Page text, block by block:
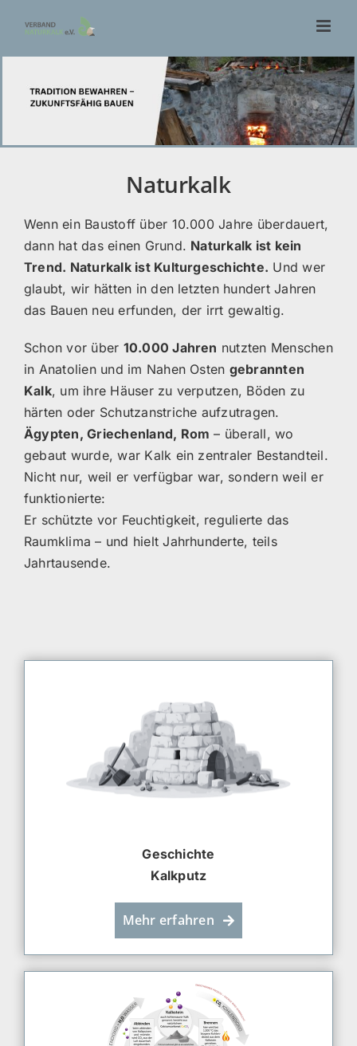
Inhalt
springen
Naturkalk
Wenn ein Baustoff über 10.000 Jahre überdauert,
dann hat das einen Grund. Naturkalk ist kein
Trend. Naturkalk ist Kulturgeschichte. Und wer
glaubt, wir hätten in den letzten hundert Jahren
das Bauen neu erfunden, der irrt gewaltig.
Schon vor über 10.000 Jahren nutzten Menschen
in Anatolien und im Nahen Osten gebrannten
Kalk, um ihre Häuser zu verputzen, Böden zu
härten oder Schutzanstriche aufzutragen.
Ägypten, Griechenland, Rom – überall, wo
gebaut wurde, war Kalk ein zentraler Bestandteil.
Nicht nur, weil er verfügbar war, sondern weil er
funktionierte:
Er schützte vor Feuchtigkeit, regulierte das
Raumklima – und hielt Jahrhunderte, teils
Jahrtausende.
Geschichte
Kalkputz
Mehr erfahren